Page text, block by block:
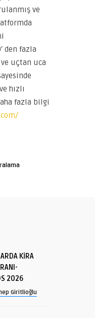
ve
den fazla
uçtan uca
hızlı
fazla bilgi
KİRA
2026
Giritlioğlu